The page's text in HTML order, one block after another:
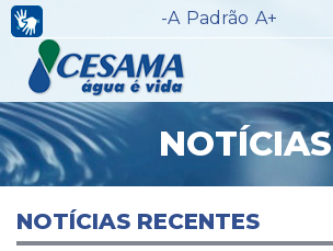
-A Padrão A+
NOTÍCIAS
NOTÍCIAS RECENTES